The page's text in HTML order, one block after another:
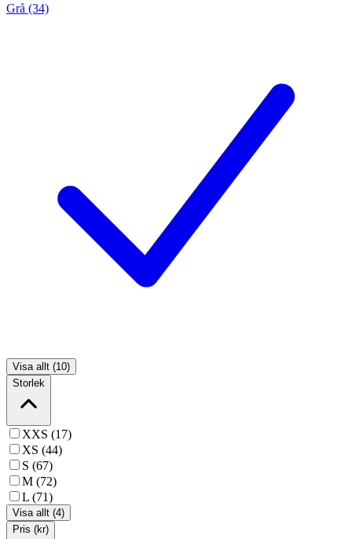
Grå (34)
Visa allt (10)
Storlek
XXS (17)
XS (44)
S (67)
M (72)
L (71)
Visa allt (4)
Pris (kr)